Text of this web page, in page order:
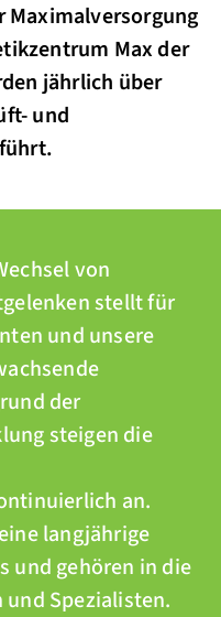
Max der
jährlich über
und
von
stellt für
und unsere
der
steigen die
an.
langjährige
und gehören in die
Spezialisten.